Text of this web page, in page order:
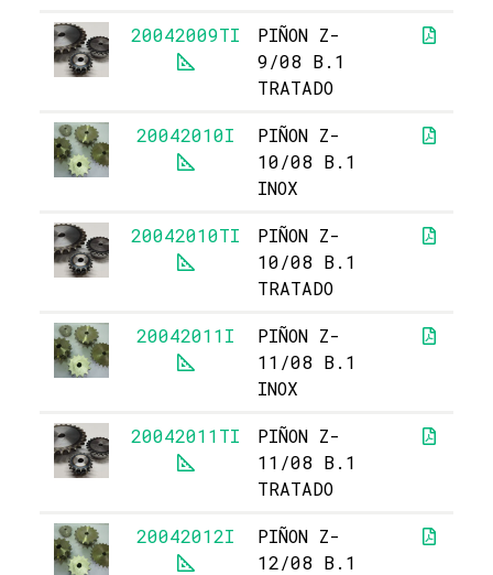
20042009TI
PIÑON Z-
9/08 B.1
TRATADO
20042010I
PIÑON Z-
10/08 B.1
INOX
20042010TI
PIÑON Z-
10/08 B.1
TRATADO
20042011I
PIÑON Z-
11/08 B.1
INOX
20042011TI
PIÑON Z-
11/08 B.1
TRATADO
20042012I
PIÑON Z-
12/08 B.1